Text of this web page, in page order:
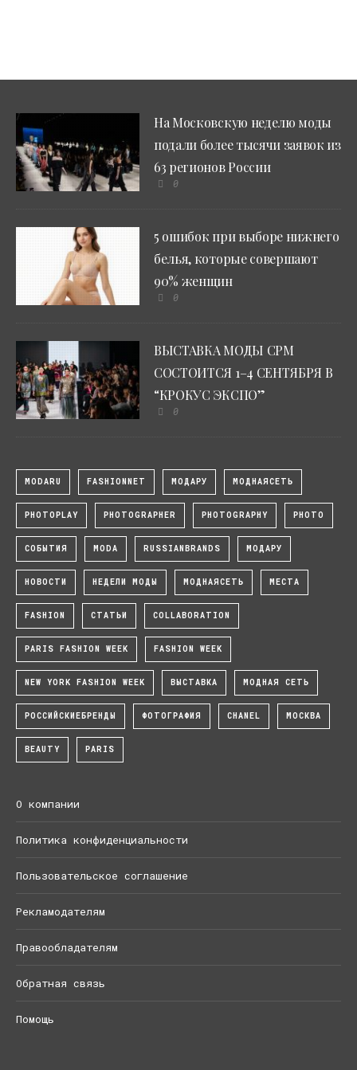
На Московскую неделю моды
подали более тысячи заявок из
63 регионов России
0
5 ошибок при выборе нижнего
белья, которые совершают
90% женщин
0
ВЫСТАВКА МОДЫ CPM
СОСТОИТСЯ 1–4 СЕНТЯБРЯ В
“КРОКУС ЭКСПО”
0
MODARU FASHIONNET МОДАРУ МОДНАЯСЕТЬ
PHOTOPLAY PHOTOGRAPHER PHOTOGRAPHY PHOTO
СОБЫТИЯ MODA RUSSIANBRANDS МОДАРУ
НОВОСТИ НЕДЕЛИ МОДЫ МОДНАЯСЕТЬ МЕСТА
FASHION СТАТЬИ COLLABORATION
PARIS FASHION WEEK FASHION WEEK
NEW YORK FASHION WEEK ВЫСТАВКА МОДНАЯ СЕТЬ
РОССИЙСКИЕБРЕНДЫ ФОТОГРАФИЯ CHANEL МОСКВА
BEAUTY PARIS
О компании
Политика конфиденциальности
Пользовательское соглашение
Рекламодателям
Правообладателям
Обратная связь
Помощь